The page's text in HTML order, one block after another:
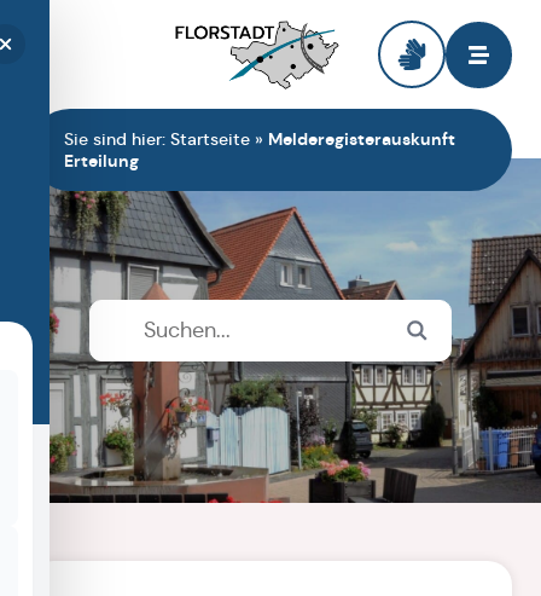
Sie sind hier: Startseite » Melderegisterauskunft
Erteilung